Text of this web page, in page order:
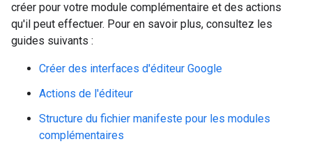
créer pour votre module complémentaire et des actions
qu'il peut effectuer. Pour en savoir plus, consultez les
guides suivants :
Créer des interfaces d'éditeur Google
Actions de l'éditeur
Structure du fichier manifeste pour les modules
complémentaires